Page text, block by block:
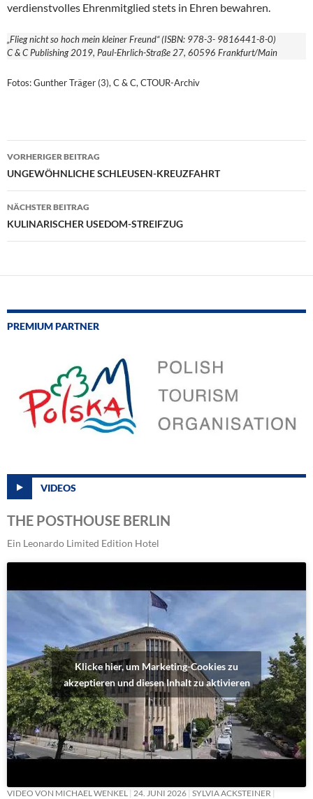
verdienstvolles Ehrenmitglied stets in Ehren bewahren.
„Flieg nicht so hoch mein kleiner Freund“ (ISBN: 978-3- 9816441-8-0)
C & C Publishing 2019, Paul-Ehrlich-Straße 27, 60596 Frankfurt/Main
Fotos: Gunther Träger (3), C & C, CTOUR-Archiv
Beitragsnavigation
VORHERIGER BEITRAG
UNGEWÖHNLICHE SCHLEUSEN-KREUZFAHRT
NÄCHSTER BEITRAG
KULINARISCHER USEDOM-STREIFZUG
PREMIUM PARTNER
VIDEOS
THE POSTHOUSE BERLIN
Ein Leonardo Limited Edition Hotel
Klicke hier, um Marketing-Cookies zu
akzeptieren und diesen Inhalt zu aktivieren
VIDEO VON MICHAEL WENKEL 24. JUNI 2026 SYLVIA ACKSTEINER